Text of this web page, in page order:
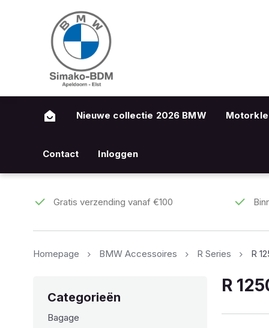
Nieuwe collectie 2026 BMW
Contact Inloggen
Gratis verzending vanaf €100
Homepage BMW Accessoires R Series R
R
Categorieën
Bagage